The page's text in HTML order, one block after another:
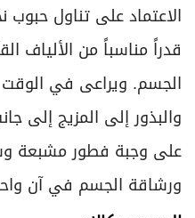
الاعتماد على تناول حبوب
قدراً مناسباً من الألياف
الجسم. ويراعى في
والبذور إلى المزيج إلى
على وجبة فطور مشبعة
ورشاقة الجسم في آن